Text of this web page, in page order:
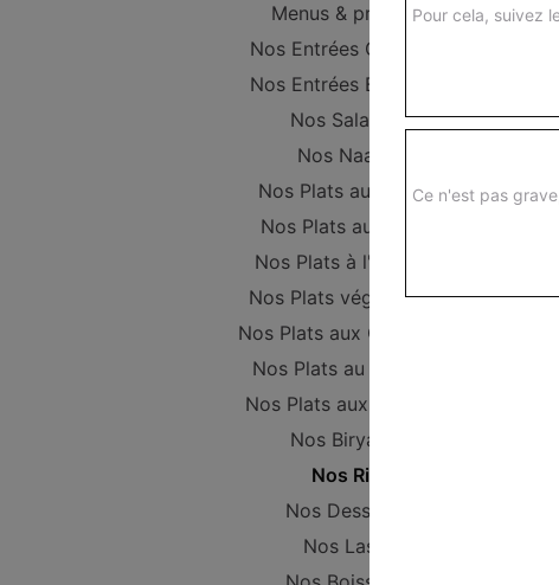
Menus & promos
Nos Entrées Grillades
Nos Entrées Beignets
Nos Salades
Nos Naans
Nos Plats au Poulet
Nos Plats au Boeuf
Nos Plats à l'Agneau
Nos Plats végétariens
Nos Plats aux Crevettes
Nos Plats au Poisson
Nos Plats aux Gambas
Nos Biryanis
Nos Riz
Nos Desserts
Nos Lassi
Pour cela, suivez
Ce n'est pas